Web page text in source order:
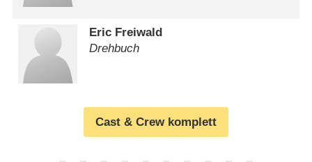
Eric Freiwald
Drehbuch
Cast & Crew komplett